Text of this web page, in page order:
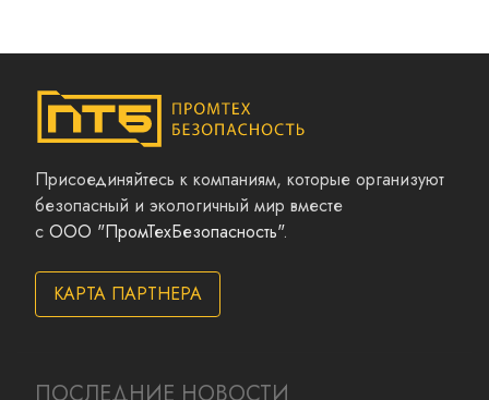
Присоединяйтесь к компаниям, которые организуют
безопасный и экологичный мир вместе
с ООО "ПромТехБезопасность".
КАРТА ПАРТНЕРА